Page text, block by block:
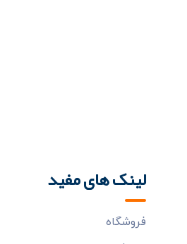
لینک های مفید
فروشگاه